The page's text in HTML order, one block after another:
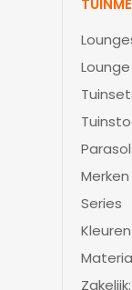
Merken
Series
Kleuren